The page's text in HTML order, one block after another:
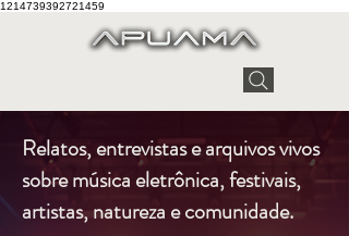
1214739392721459
Relatos, entrevistas e arquivos vivos
sobre música eletrônica, festivais,
artistas, natureza e comunidade.